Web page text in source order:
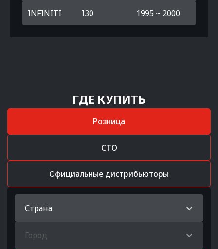
INFINITI I30 1995 ~ 2000
ГДЕ КУПИТЬ
Розница
СТО
Официальные дистрибьюторы
Страна
Город